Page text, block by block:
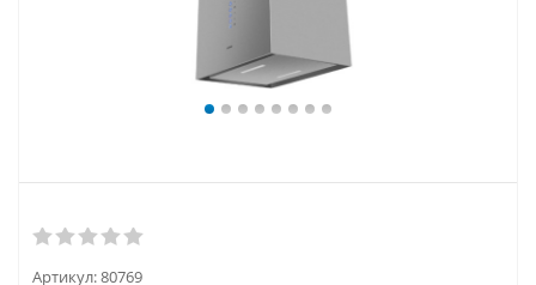
Артикул:80769